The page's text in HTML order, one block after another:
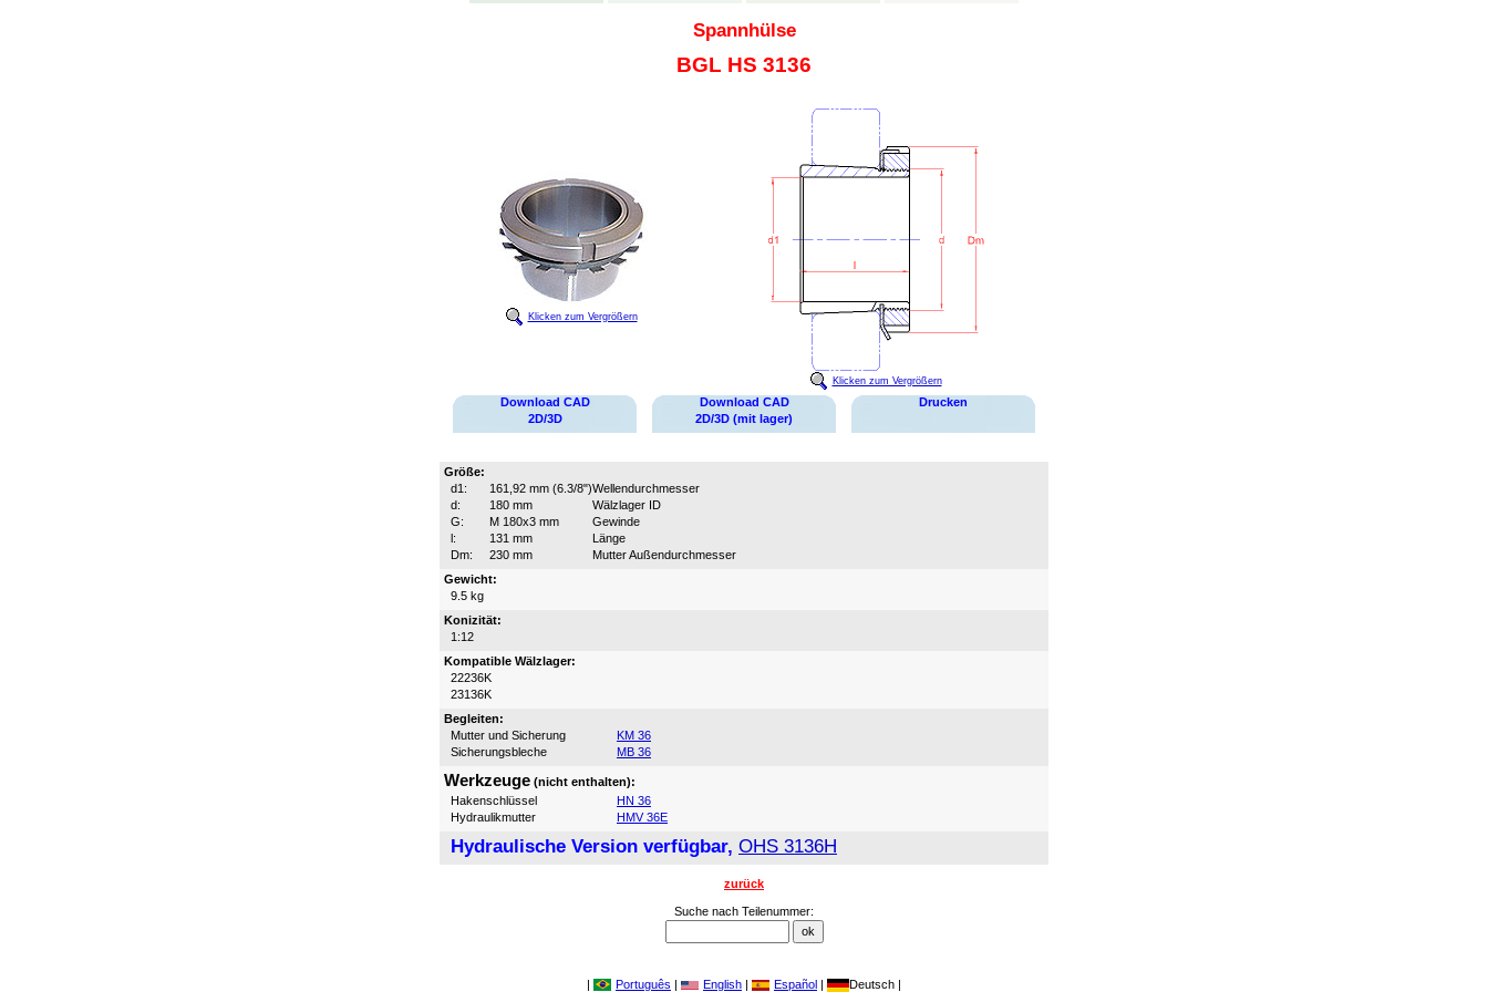
Spannhülse
BGL HS 3136
Klicken zum Vergrößern
Klicken zum Vergrößern
Download CAD
2D/3D
Download CAD
2D/3D (mit lager)
Drucken
Größe:
d1:
161,92 mm (6.3/8")Wellendurchmesser
d:
180 mm
Wälzlager ID
G:
M 180x3 mm
Gewinde
l:
131 mm
Länge
Dm:
230 mm
Mutter Außendurchmesser
Gewicht:
9.5 kg
Konizität:
1:12
Kompatible Wälzlager:
22236K
23136K
Begleiten:
Mutter und Sicherung
KM 36
Sicherungsbleche
MB 36
Werkzeuge (nicht enthalten):
Hakenschlüssel
HN 36
Hydraulikmutter
HMV 36E
Hydraulische Version verfügbar, OHS 3136H
zurück
Suche nach Teilenummer:
| Português | English | Español | Deutsch |